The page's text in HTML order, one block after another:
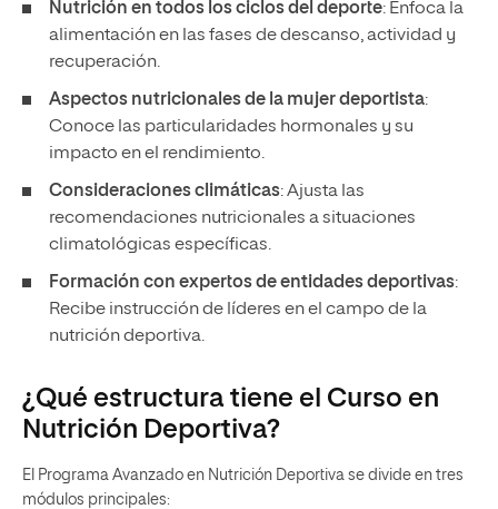
Nutrición en todos los ciclos del deporte: Enfoca la
alimentación en las fases de descanso, actividad y
recuperación.
Aspectos nutricionales de la mujer deportista:
Conoce las particularidades hormonales y su
impacto en el rendimiento.
Consideraciones climáticas: Ajusta las
recomendaciones nutricionales a situaciones
climatológicas específicas.
Formación con expertos de entidades deportivas:
Recibe instrucción de líderes en el campo de la
nutrición deportiva.
¿Qué estructura tiene el Curso en
Nutrición Deportiva?
El Programa Avanzado en Nutrición Deportiva se divide en tres
módulos principales: